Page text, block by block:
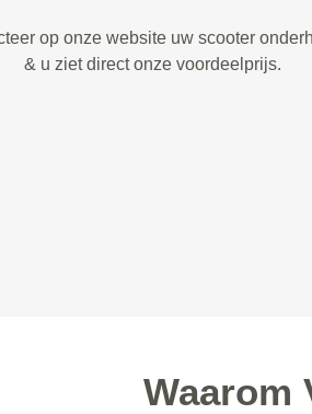
op onze website uw scooter
& u ziet direct onze voordeelprijs.
Waarom